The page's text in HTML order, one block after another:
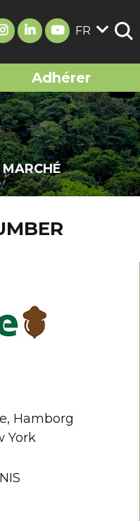
FR
Adhérer
Hamborg
York